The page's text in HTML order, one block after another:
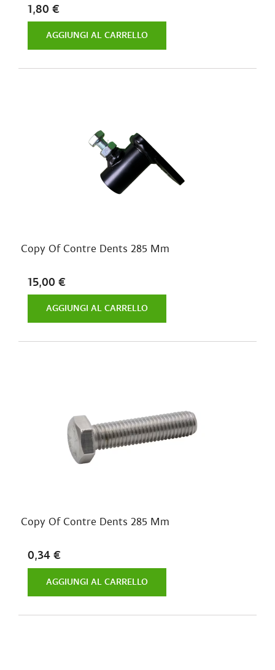
1,80 €
AGGIUNGI AL CARRELLO
Copy Of Contre Dents 285 Mm
15,00 €
AGGIUNGI AL CARRELLO
Copy Of Contre Dents 285 Mm
0,34 €
AGGIUNGI AL CARRELLO